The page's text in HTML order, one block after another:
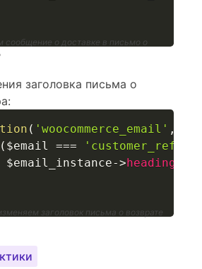
о доставке в письмо о
заголовка письма о
( 'woocommerce_email' ,
( $email ===
$email_instance->heading
заголовок письма о возврате